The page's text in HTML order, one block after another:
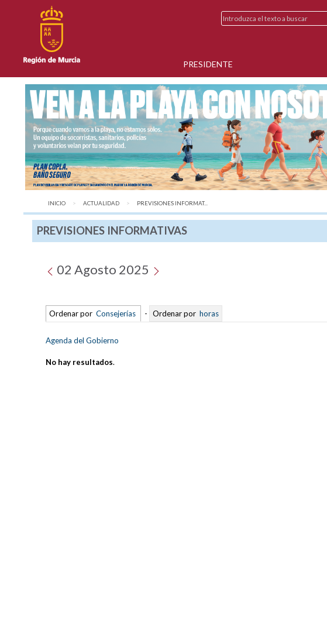
PRESIDENTE
INICIO ACTUALIDAD AQUÍ:
PREVISIONES INFORMAT...
PREVISIONES INFORMATIVAS
02 Agosto 2025
Ordenar por Consejerías - Ordenar por horas
Agenda del Gobierno
No hay resultados.